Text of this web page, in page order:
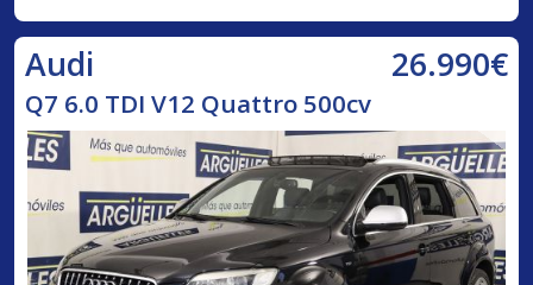
Audi 26.990€
Q7 6.0 TDI V12 Quattro 500cv